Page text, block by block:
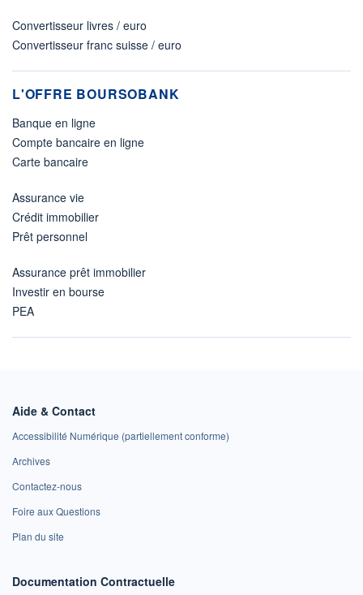
Convertisseur livres / euro
Convertisseur franc suisse / euro
L'OFFRE BOURSOBANK
Banque en ligne
Compte bancaire en ligne
Carte bancaire
Assurance vie
Crédit immobilier
Prêt personnel
Assurance prêt immobilier
Investir en bourse
PEA
Aide & Contact
Accessibilité Numérique (partiellement conforme)
Archives
Contactez-nous
Foire aux Questions
Plan du site
Documentation Contractuelle